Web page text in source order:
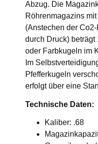
Abzug. Die
Röhrenmagazins
(Anstechen der
durch Druck)
oder Farbkugeln im
Im
Pfefferkugeln
erfolgt über eine
Technische Daten:
Kaliber: .68